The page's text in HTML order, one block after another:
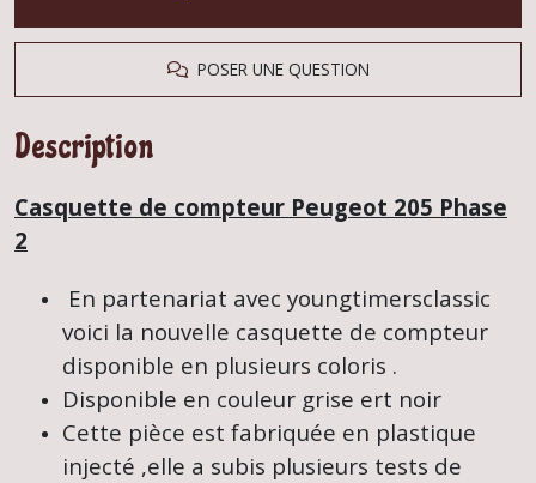
POSER UNE QUESTION
Description
Casquette de compteur Peugeot 205 Phase
2
En partenariat avec youngtimersclassic
voici la nouvelle casquette de compteur
disponible en plusieurs coloris .
Disponible en couleur grise ert noir
Cette pièce est fabriquée en plastique
injecté ,elle a subis plusieurs tests de